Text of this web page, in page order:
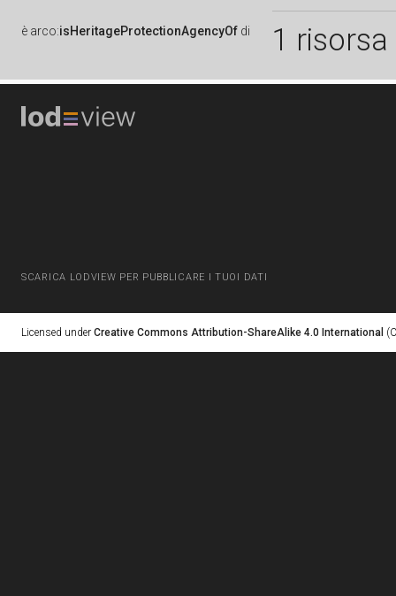
è arco:isHeritageProtectionAgencyOf di 1 risorsa
SCARICA LODVIEW PER PUBBLICARE I TUOI DATI
Licensed under Creative Commons Attribution-ShareAlike 4.0 International